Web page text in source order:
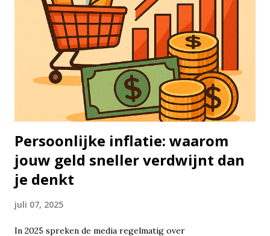
steeds in en uit te stappen, laat je het gewoon staan — jaar
in, jaar uit. Het idee is simpel: hoe langer je belegd blijft,
hoe groter de kans dat je rendement zich opstapelt. Aan de
andere kant staat het concept van timing de markt:
proberen op het perfecte moment in of uit te stappen.
Hoewel dat aantrekkelijk klinkt, lukt het vrijwel niemand
om dat structureel goed te doen...
Persoonlijke inflatie: waarom
jouw geld sneller verdwijnt dan
je denkt
juli 07, 2025
In 2025 spreken de media regelmatig over